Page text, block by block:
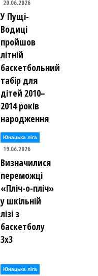
20.06.2026
У Пущі-
Водиці
пройшов
літній
баскетбольний
табір для
дітей 2010–
2014 років
народження
Юнацька ліга
19.06.2026
Визначилися
переможці
«Пліч-о-пліч»
у шкільній
лізі з
баскетболу
3х3
Юнацька ліга